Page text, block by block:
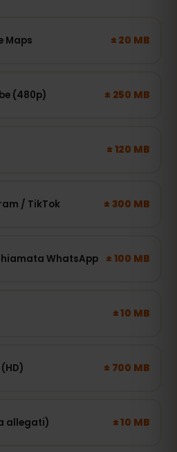
Maps ± 20 MB
(480p) ± 250 MB
± 120 MB
/ TikTok ± 300 MB
WhatsApp ± 100 MB
± 10 MB
± 700 MB
allegati) ± 10 MB